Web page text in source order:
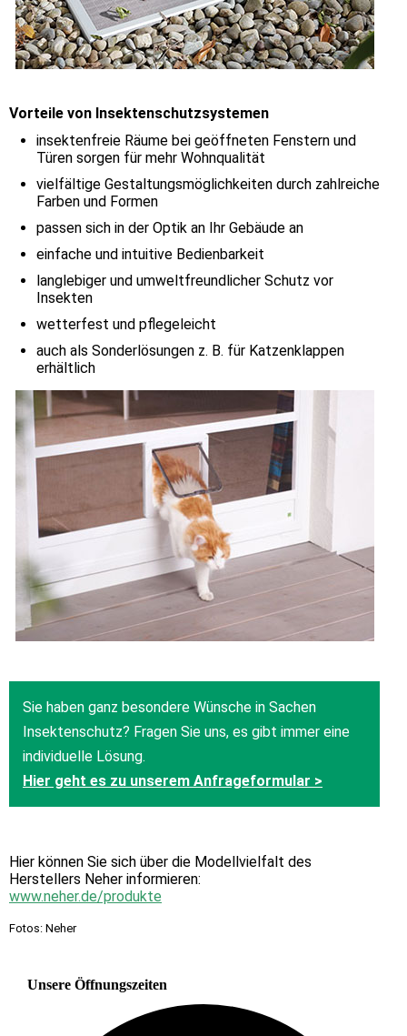
Vorteile von Insektenschutzsystemen
insektenfreie Räume bei geöffneten Fenstern und
Türen sorgen für mehr Wohnqualität
vielfältige Gestaltungsmöglichkeiten durch zahlreiche
Farben und Formen
passen sich in der Optik an Ihr Gebäude an
einfache und intuitive Bedienbarkeit
langlebiger und umweltfreundlicher Schutz vor
Insekten
wetterfest und pflegeleicht
auch als Sonderlösungen z. B. für Katzenklappen
erhältlich
Hier können Sie sich über die Modellvielfalt des
Herstellers Neher informieren:
www.neher.de/produkte
Fotos: Neher
Unsere Öffnungszeiten